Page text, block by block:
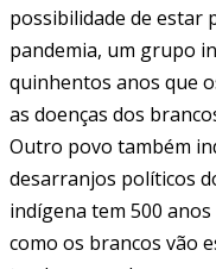
possibilidade de estar
pandemia, um grupo
quinhentos anos que
as doenças dos
Outro povo também
desarranjos políticos
indígena tem 500
como os brancos vão